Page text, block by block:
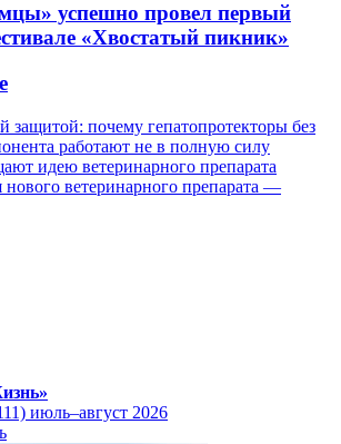
успешно провел первый
«Хвостатый пикник»
защитой: почему гепатопротекторы без
работают не в полную силу
идею ветеринарного препарата
нового ветеринарного препарата —
июль–август 2026